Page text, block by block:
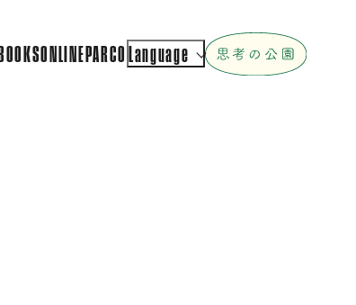
BOOKSONLINEPARCO Language